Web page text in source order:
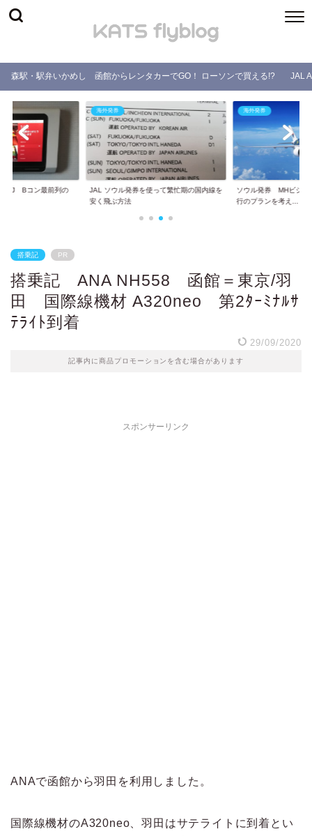
森駅・駅弁いかめし 函館からレンタカーでGO！ ローソンで買える!? JAL
スJ Bコン最前列の
海外発券
JAL ソウル発券を使って繁忙期の国内線を
安く飛ぶ方法
海外発券
ソウル発券 MHビジネ
行のプランを考え...
搭乗記 PR
搭乗記 ANA NH558 函館＝東京/羽
田 国際線機材 A320neo 第2ﾀｰﾐﾅﾙｻ
ﾃﾗｲﾄ到着
29/09/2020
記事内に商品プロモーションを含む場合があります
スポンサーリンク
ANAで函館から羽田を利用しました。
国際線機材のA320neo、羽田はサテライトに到着とい